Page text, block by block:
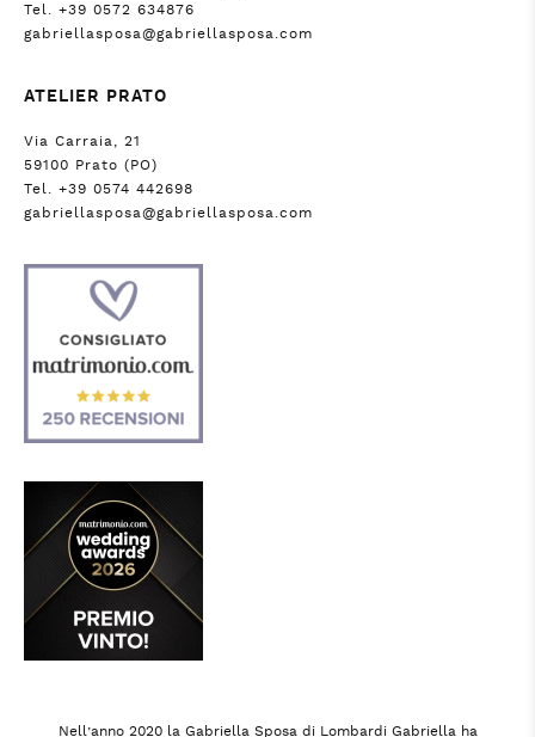
Tel. +39 0572 634876
gabriellasposa@gabriellasposa.com
ATELIER PRATO
Via Carraia, 21
59100 Prato (PO)
Tel. +39 0574 442698
gabriellasposa@gabriellasposa.com
Nell’anno 2020 la Gabriella Sposa di Lombardi Gabriella ha